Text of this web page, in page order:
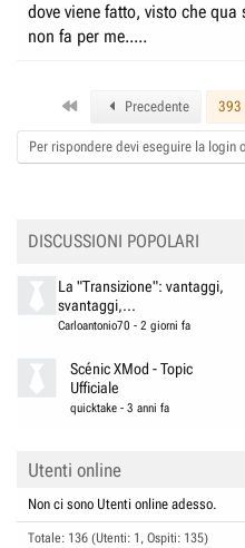
dove viene fatto, visto che
non fa per me.....
Precedente 393
Per rispondere devi eseguire la login
DISCUSSIONI POPOLARI
La "Transizione": vantaggi,
svantaggi,...
Carloantonio70 - 2 giorni fa
Scénic XMod - Topic
Ufficiale
quicktake -3 anni fa
Utenti online
Non ci sono Utenti online adesso.
Totale: 136 (Utenti: 1, Ospiti: 135)